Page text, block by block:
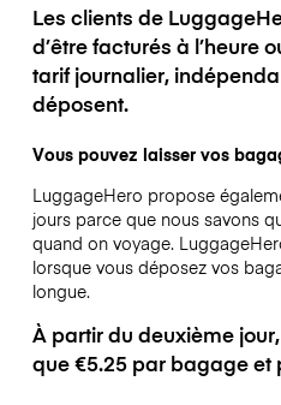
Les clients de
d’être facturés à l’heure
tarif journalier,
déposent.
Vous pouvez laisser vos
LuggageHero propose
jours parce que nous savons
quand on voyage.
lorsque vous déposez vos
longue.
À partir du deuxième
que €5.25 par bagage et